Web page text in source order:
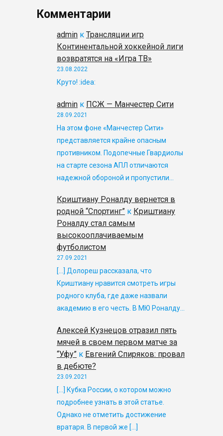
Комментарии
admin к Трансляции игр
Континентальной хоккейной лиги
возвратятся на «Игра ТВ»
23.08.2022
Круто! :idea:
admin к ПСЖ — Манчестер Сити
28.09.2021
На этом фоне «Манчестер Сити»
представляется крайне опасным
противником. Подопечные Гвардиолы
на старте сезона АПЛ отличаются
надежной обороной и пропустили…
Криштиану Роналду вернется в
родной “Спортинг” к Криштиану
Роналду стал самым
высокооплачиваемым
футболистом
27.09.2021
[…] Долореш рассказала, что
Криштиану нравится смотреть игры
родного клуба, где даже назвали
академию в его честь. В МЮ Роналду…
Алексей Кузнецов отразил пять
мячей в своем первом матче за
“Уфу” к Евгений Спиряков: провал
в дебюте?
23.09.2021
[…] Кубка России, о котором можно
подробнее узнать в этой статье.
Однако не отметить достижение
вратаря. В первой же […]